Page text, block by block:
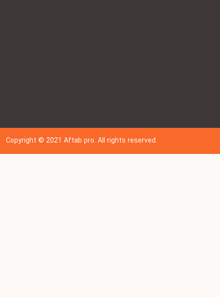
Copyright © 202 1Aftab pro. All rights reserved.